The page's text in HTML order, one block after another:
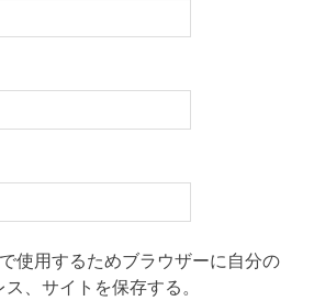
使用するためブラウザーに自分の
、サイトを保存する。